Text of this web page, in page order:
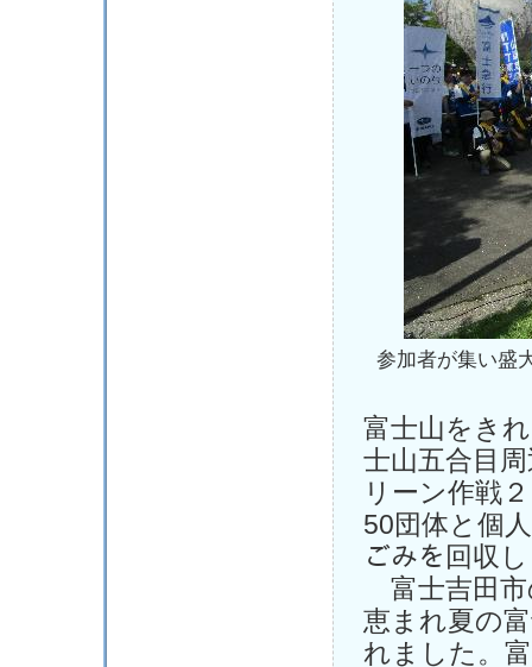
参加者が集い盛
富士山をき
士山五合目
リーン作戦
50団体と個
ごみを回収
富士吉田市
恵まれ夏の
れました。